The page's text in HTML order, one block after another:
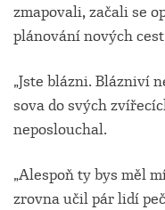
zmapovali, začali se
plánování nových
„Jste blázni. Blázniví
sova do svých
neposlouchal.
„Alespoň ty bys měl
zrovna učil pár lidí